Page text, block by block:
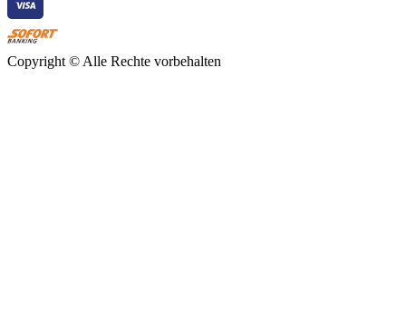
Copyright © Alle Rechte vorbehalten